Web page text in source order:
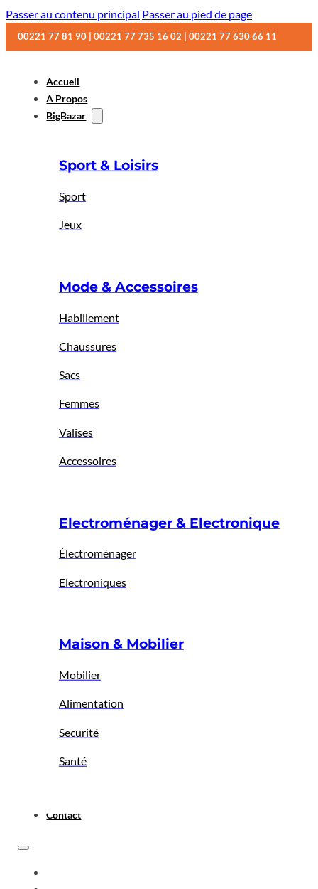
Passer au contenu principal Passer au pied de page
00221 77 81 90 | 00221 77 735 16 02 | 00221 77 630 66 11
Accueil
A Propos
BigBazar
Sport & Loisirs
Sport
Jeux
Mode & Accessoires
Habillement
Chaussures
Sacs
Femmes
Valises
Accessoires
Electroménager & Electronique
Électroménager
Electroniques
Maison & Mobilier
Mobilier
Alimentation
Securité
Santé
Contact